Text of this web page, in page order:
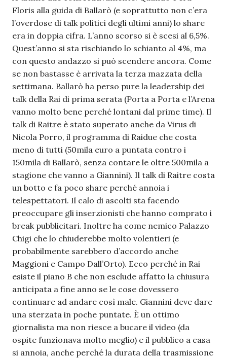
Floris alla guida di Ballarò (e soprattutto non c’era
l’overdose di talk politici degli ultimi anni) lo share
era in doppia cifra. L’anno scorso si è scesi al 6,5%.
Quest’anno si sta rischiando lo schianto al 4%, ma
con questo andazzo si può scendere ancora. Come
se non bastasse è arrivata la terza mazzata della
settimana. Ballarò ha perso pure la leadership dei
talk della Rai di prima serata (Porta a Porta e l’Arena
vanno molto bene perché lontani dal prime time). Il
talk di Raitre è stato superato anche da Virus di
Nicola Porro, il programma di Raidue che costa
meno di tutti (50mila euro a puntata contro i
150mila di Ballarò, senza contare le oltre 500mila a
stagione che vanno a Giannini). Il talk di Raitre costa
un botto e fa poco share perché annoia i
telespettatori. Il calo di ascolti sta facendo
preoccupare gli inserzionisti che hanno comprato i
break pubblicitari. Inoltre ha come nemico Palazzo
Chigi che lo chiuderebbe molto volentieri (e
probabilmente sarebbero d’accordo anche
Maggioni e Campo Dall’Orto). Ecco perché in Rai
esiste il piano B che non esclude affatto la chiusura
anticipata a fine anno se le cose dovessero
continuare ad andare così male. Giannini deve dare
una sterzata in poche puntate. È un ottimo
giornalista ma non riesce a bucare il video (da
ospite funzionava molto meglio) e il pubblico a casa
si annoia, anche perché la durata della trasmissione